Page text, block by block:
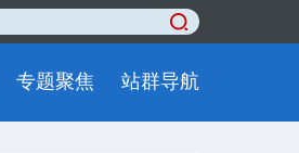
专题聚焦 站群导航